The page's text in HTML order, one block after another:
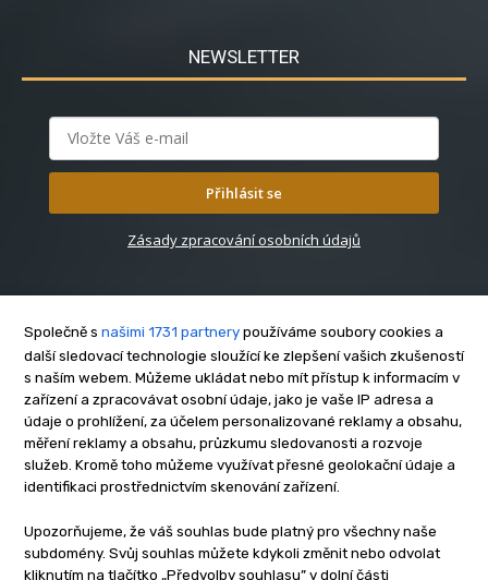
NEWSLETTER
Přihlásit se
Zásady zpracování osobních údajů
O nás
Kontakt
Reklama
Zásady soukromí
Cookies
Etický kodex
Společně s našimi 1731 partnery používáme soubory cookies a
další sledovací technologie sloužící ke zlepšení vašich zkušeností
s naším webem. Můžeme ukládat nebo mít přístup k informacím v
zařízení a zpracovávat osobní údaje, jako je vaše IP adresa a
údaje o prohlížení, za účelem personalizované reklamy a obsahu,
měření reklamy a obsahu, průzkumu sledovanosti a rozvoje
služeb. Kromě toho můžeme využívat přesné geolokační údaje a
identifikaci prostřednictvím skenování zařízení.
Upozorňujeme, že váš souhlas bude platný pro všechny naše
subdomény. Svůj souhlas můžete kdykoli změnit nebo odvolat
kliknutím na tlačítko „Předvolby souhlasu” v dolní části